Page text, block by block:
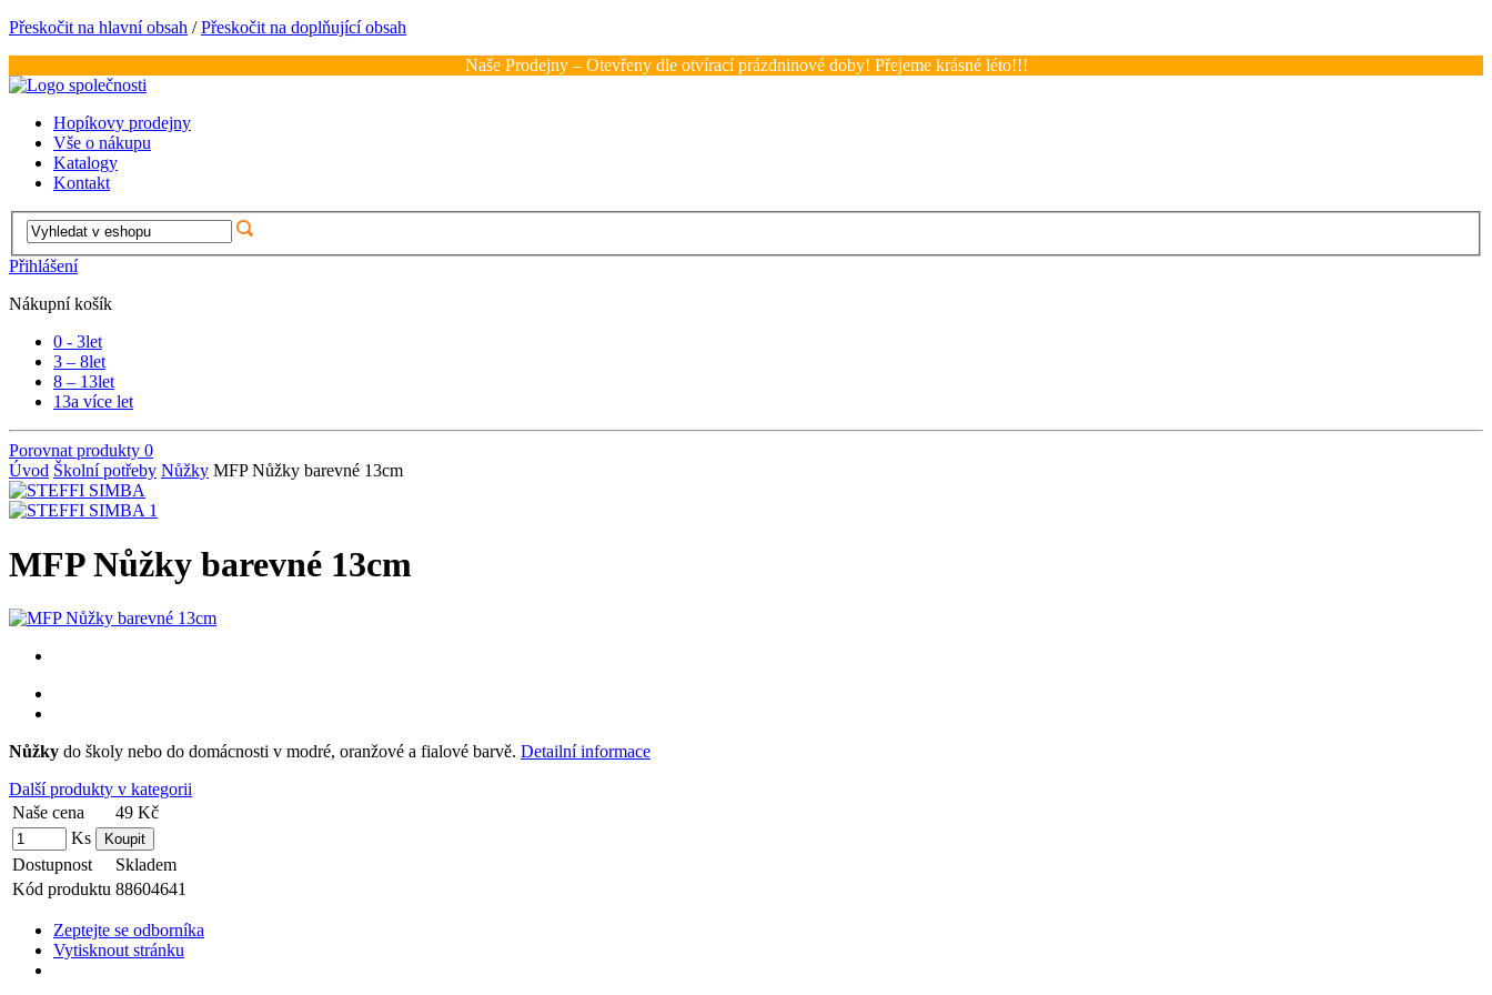
Přeskočit na hlavní obsah /Přeskočit na doplňující obsah
Naše Prodejny – Otevřeny dle otvírací prázdninové doby! Přejeme krásné léto!!!
Hopíkovy prodejny
Vše o nákupu
Katalogy
Kontakt
Přihlášení
Nákupní košík
0 - 3let
3 – 8let
8 – 13let
13a více let
Porovnat produkty 0
Úvod Školní potřeby Nůžky MFP Nůžky barevné 13cm
MFP Nůžky barevné 13cm
Nůžky do školy nebo do domácnosti v modré, oranžové a fialové barvě. Detailní informace
Další produkty v kategorii
Naše cena
49 Kč
Ks
Dostupnost
Skladem
Kód produktu 88604641
Zeptejte se odborníka
Vytisknout stránku